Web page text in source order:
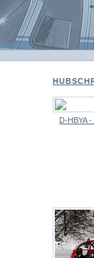
D-HBYA